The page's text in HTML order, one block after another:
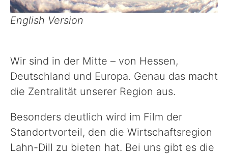
Politik
Unsere Standorte
Presse
Formulare & Anträge und Co.
English Version
Wir sind in der Mitte – von Hessen,
Deutschland und Europa. Genau das macht
die Zentralität unserer Region aus.
Besonders deutlich wird im Film der
Standortvorteil, den die Wirtschaftsregion
Lahn-Dill zu bieten hat. Bei uns gibt es die